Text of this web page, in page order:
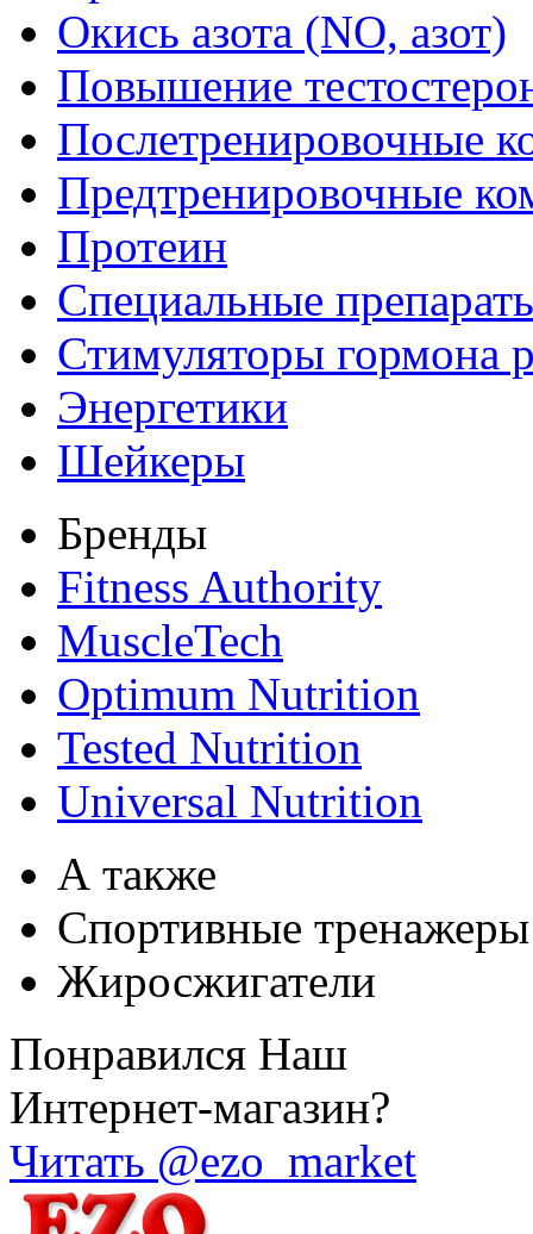
Окись азота (NO, азот)
Повышение
Послетренировочные
Предтренировочные
Протеин
Специальные
Стимуляторы гормона
Энергетики
Шейкеры
Бренды
Fitness Authority
MuscleTech
Optimum Nutrition
Tested Nutrition
Universal Nutrition
А также
Спортивные тренажеры
Жиросжигатели
Понравился Наш
Интернет-магазин?
Читать @ezo_market